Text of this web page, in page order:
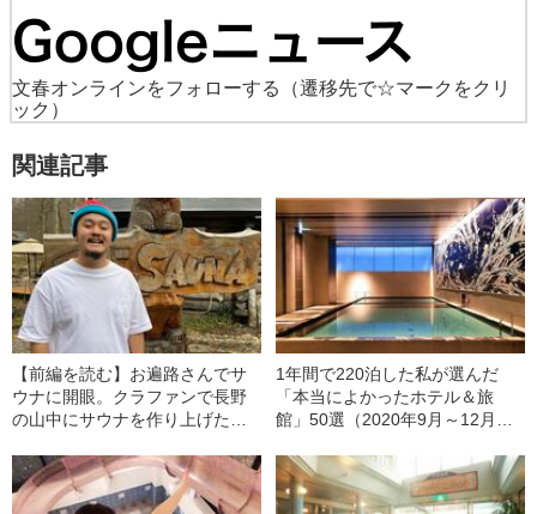
文春オンラインをフォローする
（遷移先で☆マークをクリ
ック）
関連記事
【前編を読む】お遍路さんでサ
ウナに開眼。クラファンで長野
の山中にサウナを作り上げた男
1年間で220泊した私が選んだ
「本当によかったホテル＆旅
館」50選（2020年9月～12月